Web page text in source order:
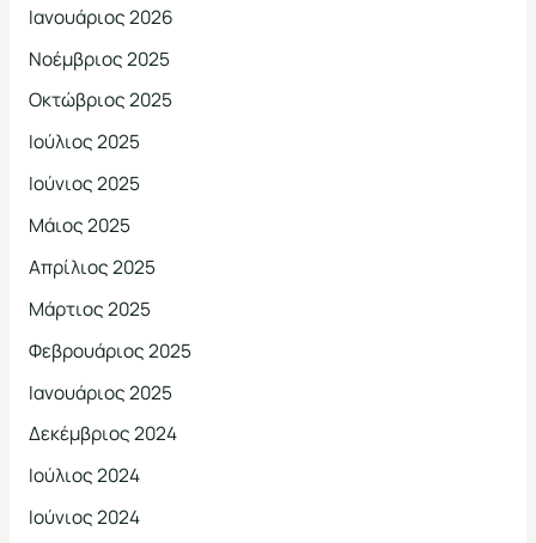
Ιανουάριος 2026
Νοέμβριος 2025
Οκτώβριος 2025
Ιούλιος 2025
Ιούνιος 2025
Μάιος 2025
Απρίλιος 2025
Μάρτιος 2025
Φεβρουάριος 2025
Ιανουάριος 2025
Δεκέμβριος 2024
Ιούλιος 2024
Ιούνιος 2024